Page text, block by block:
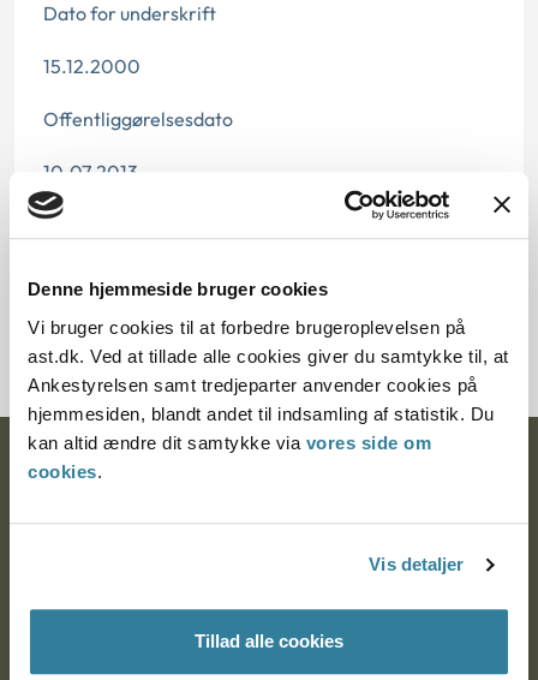
Denne hjemmeside bruger cookies
Vi bruger cookies til at forbedre brugeroplevelsen på
ast.dk. Ved at tillade alle cookies giver du samtykke til, at
Ankestyrelsen samt tredjeparter anvender cookies på
hjemmesiden, blandt andet til indsamling af statistik. Du
kan altid ændre dit samtykke via vores side om
cookies.
Vis detaljer
Tillad alle cookies
Dato for underskrift
15.12.2000
Offentliggørelsesdato
10.07.2013
Paragraf
§ 60 § 20 § 123 § 72 § 121 § 9 § 44 § 42 § 62 § 21
Journalnummer J.nr.: 350483-00
Ankestyrelsen
Postadresse: